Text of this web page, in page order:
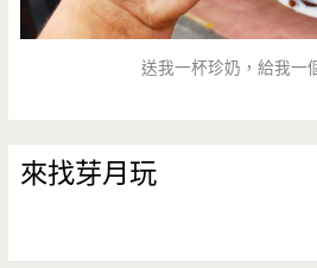
送我一杯珍奶，給我一
來找芽月玩